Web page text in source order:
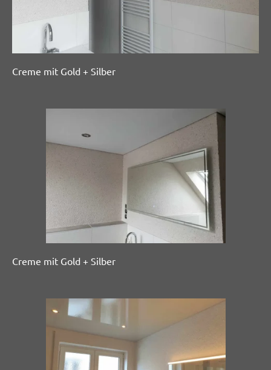
Creme mit Gold + Silber
Creme mit Gold + Silber